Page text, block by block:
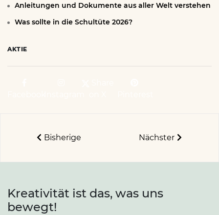
Anleitungen und Dokumente aus aller Welt verstehen
Was sollte in die Schultüte 2026?
AKTIE
Bisherige Nächster
Kreativität ist das, was uns
bewegt!